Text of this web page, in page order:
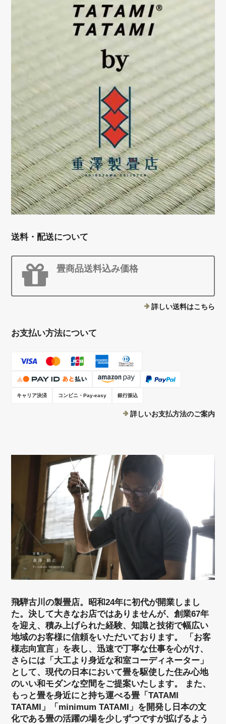
送料・配送について
畳商品送料込み価格
詳しい送料はこちら
お支払い方法について
キャリア決済 コンビニ・Pay-easy 銀行振込
詳しいお支払方法のご案内
飛騨古川の製畳店。昭和24年に初代が開業しまし
た。決して大きなお店ではありませんが、創業67年
を迎え、積み上げられた経験、知識と技術で幅広い
地域のお客様に信頼をいただいております。 「お客
様志向宣言」を表し、迅速で丁寧な仕事を心がけ、
さらには「大工より身近な和室コーディネーター」
として、現代の日本において畳を駆使した住み心地
のいい和モダンな空間をご提案いたします。 また、
もっと畳を身近にと持ち運べる畳「TATAMI
TATAMI」「minimum TATAMI」を開発し日本の文
化である畳の活躍の場を少しずつですが拡げるよう